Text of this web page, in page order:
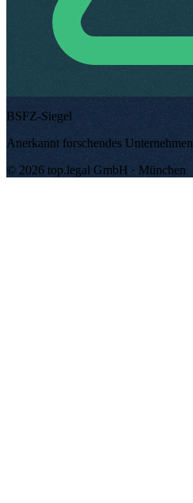
BSFZ-Siegel
Anerkannt forschendes Unternehmen
© 2026 top.legal GmbH · München